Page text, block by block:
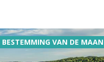
BESTEMMING VAN DE